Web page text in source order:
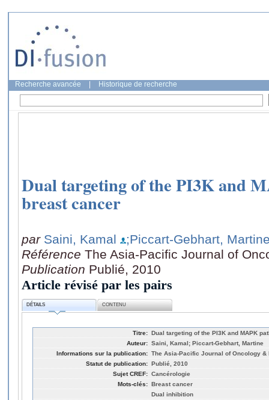
Recherche avancée Historique de recherche
Dual targeting of the PI3K and
breast cancer
par Saini, Kamal
;Piccart-Gebhart,
Référence The Asia-Pacific Journal of
Publication Publié, 2010
Article révisé par les pairs
DÉTAILS CONTENU
Titre: Dual targeting of the PI3K and MAPK
Auteur: Saini, Kamal; Piccart-Gebhart, Martine
Informations sur la publication: The Asia-Pacific Journal of Oncology &
Statut de publication: Publié, 2010
Sujet CREF: Cancérologie
Mots-clés: Breast cancer
Dual inhibition